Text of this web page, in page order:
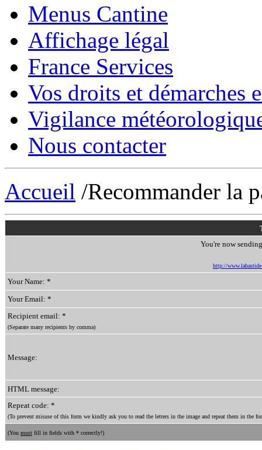
Menus Cantine
Affichage légal
France Services
Vos droits et démarches
Vigilance
Nous contacter
Accueil /Recommander la
You're now
http://
Your Name: *
Your Email: *
Recipient email: *
(Separate many recipients by comma)
Message:
HTML message:
Repeat code: *
(To prevent misuse of this form we kindly ask you to read the letters in the image and repeat them in the
(You must fill in fields with * correctly!)